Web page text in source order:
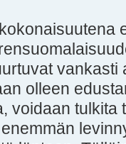
olleen
voidaan tulkita